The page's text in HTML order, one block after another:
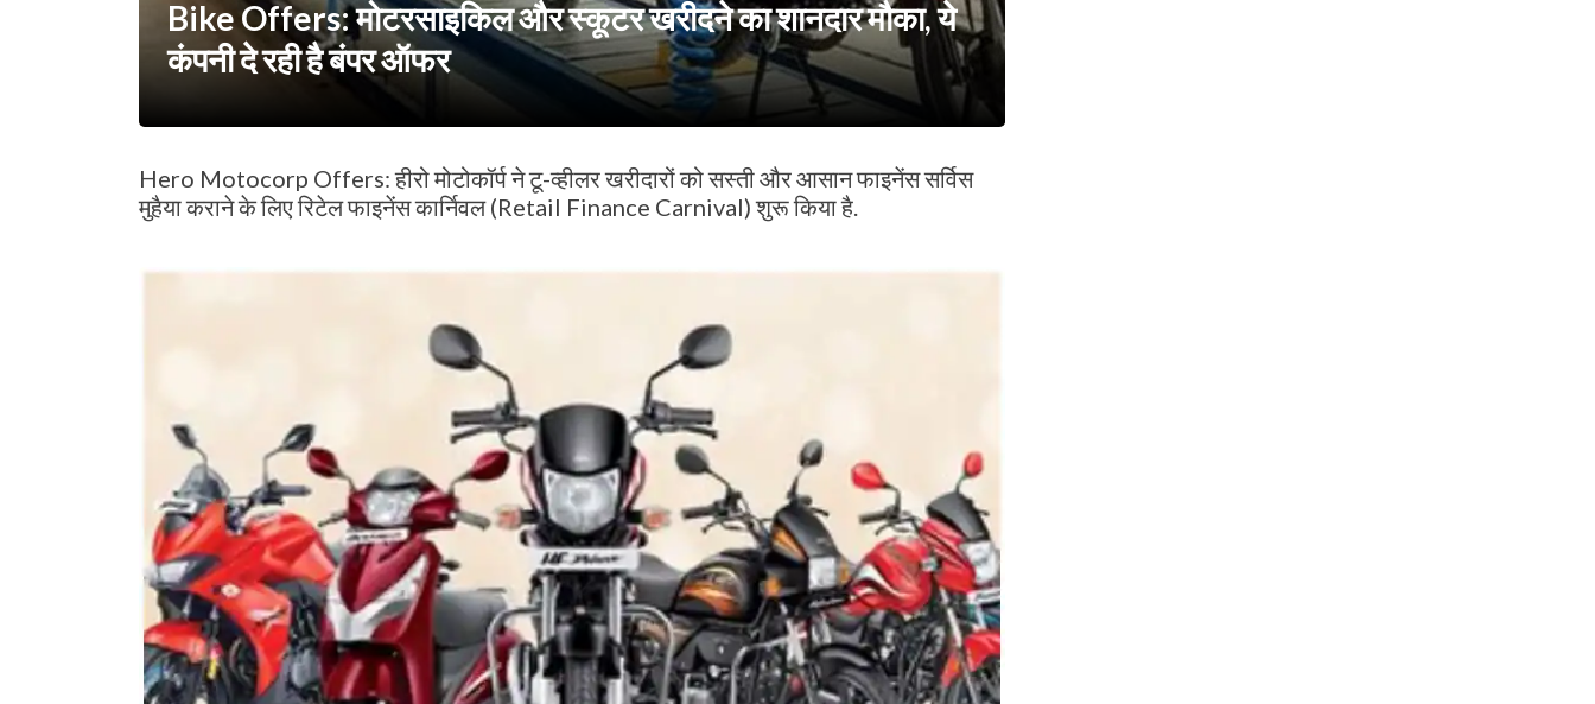
Bike Offers: मोटरसाइकिल और स्कूटर खरीदने का शानदार मौका, ये
कंपनी दे रही है बंपर ऑफर
Hero Motocorp Offers: हीरो मोटोकॉर्प ने टू-व्हीलर खरीदारों को सस्ती और आसान फाइनेंस सर्विस
मुहैया कराने के लिए रिटेल फाइनेंस कार्निवल (Retail Finance Carnival) शुरू किया है.